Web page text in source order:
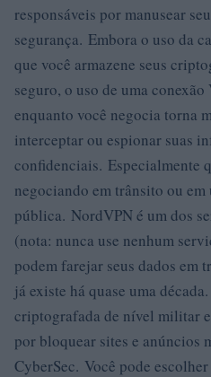
responsáveis ​​por manusear
segurança. Embora o uso da
que você armazene seus
seguro, o uso de uma
enquanto você negocia torna
interceptar ou espionar suas
confidenciais. Especialmente
negociando em trânsito ou
pública. NordVPN é um dos
(nota: nunca use nenhum
podem farejar seus dados em
já existe há quase uma
criptografada de nível militar
por bloquear sites e anúncios
CyberSec. Você pode